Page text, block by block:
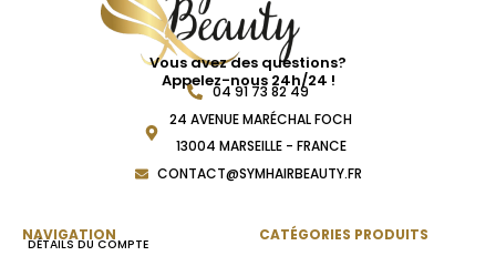
Vous avez des questions?
Appelez-nous 24h/24 !
04 91 73 82 49
24 AVENUE MARÉCHAL FOCH
13004 MARSEILLE - FRANCE
CONTACT@SYMHAIRBEAUTY.FR
NAVIGATION
DÉTAILS DU COMPTE
CATÉGORIES PRODUITS